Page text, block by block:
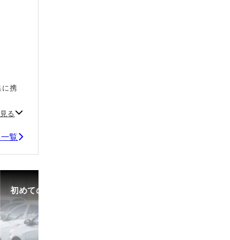
携
る
覧
初めての中古車選び、購入時の流れや必要な書類などに